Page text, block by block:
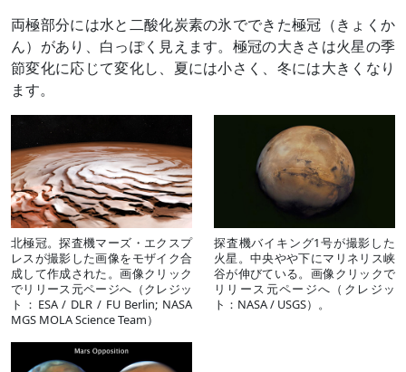
両極部分には水と二酸化炭素の氷でできた極冠（きょくか
ん）があり、白っぽく見えます。極冠の大きさは火星の季
節変化に応じて変化し、夏には小さく、冬には大きくなり
ます。
北極冠。探査機マーズ・エクスプ
レスが撮影した画像をモザイク合
成して作成された。画像クリック
でリリース元ページへ（クレジッ
ト：ESA / DLR / FU Berlin; NASA
MGS MOLA Science Team）
探査機バイキング1号が撮影した
火星。中央やや下にマリネリス峡
谷が伸びている。画像クリックで
リリース元ページへ（クレジッ
ト：NASA / USGS）。